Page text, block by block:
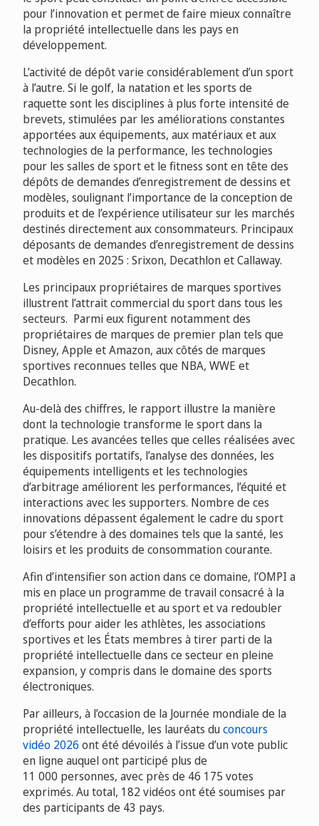
pour l’innovation et permet de faire mieux connaître
la propriété intellectuelle dans les pays en
développement.
L’activité de dépôt varie considérablement d’un sport
à l’autre. Si le golf, la natation et les sports de
raquette sont les disciplines à plus forte intensité de
brevets, stimulées par les améliorations constantes
apportées aux équipements, aux matériaux et aux
technologies de la performance, les technologies
pour les salles de sport et le fitness sont en tête des
dépôts de demandes d’enregistrement de dessins et
modèles, soulignant l’importance de la conception de
produits et de l’expérience utilisateur sur les marchés
destinés directement aux consommateurs. Principaux
déposants de demandes d’enregistrement de dessins
et modèles en 2025 : Srixon, Decathlon et Callaway.
Les principaux propriétaires de marques sportives
illustrent l’attrait commercial du sport dans tous les
secteurs. Parmi eux figurent notamment des
propriétaires de marques de premier plan tels que
Disney, Apple et Amazon, aux côtés de marques
sportives reconnues telles que NBA, WWE et
Decathlon.
Au-delà des chiffres, le rapport illustre la manière
dont la technologie transforme le sport dans la
pratique. Les avancées telles que celles réalisées avec
les dispositifs portatifs, l’analyse des données, les
équipements intelligents et les technologies
d’arbitrage améliorent les performances, l’équité et
interactions avec les supporters. Nombre de ces
innovations dépassent également le cadre du sport
pour s’étendre à des domaines tels que la santé, les
loisirs et les produits de consommation courante.
Afin d’intensifier son action dans ce domaine, l’OMPI a
mis en place un programme de travail consacré à la
propriété intellectuelle et au sport et va redoubler
d’efforts pour aider les athlètes, les associations
sportives et les États membres à tirer parti de la
propriété intellectuelle dans ce secteur en pleine
expansion, y compris dans le domaine des sports
électroniques.
Par ailleurs, à l’occasion de la Journée mondiale de la
propriété intellectuelle, les lauréats duconcours
vidéo 2026 ont été dévoilés à l’issue d’un vote public
en ligne auquel ont participé plus de
11 000 personnes, avec près de 46 175 votes
exprimés. Au total, 182 vidéos ont été soumises par
des participants de 43 pays.